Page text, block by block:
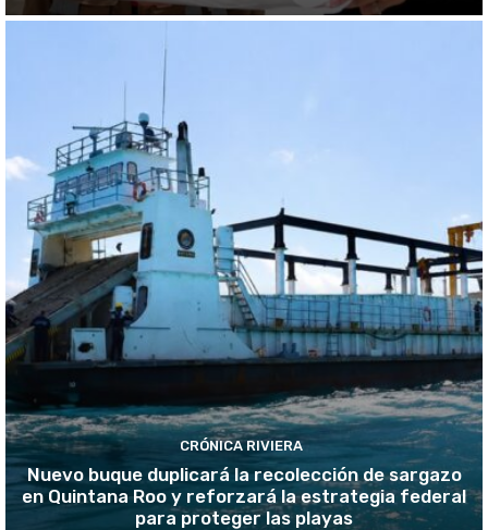
CRÓNICA RIVIERA
Nuevo buque duplicará la recolección de sargazo
en Quintana Roo y reforzará la estrategia federal
para proteger las playas